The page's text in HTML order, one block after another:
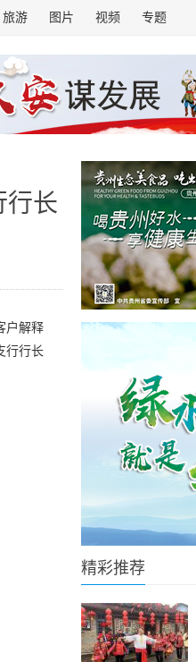
旅游 图片 视频 专题
行长
户解释
行行长
精彩推荐